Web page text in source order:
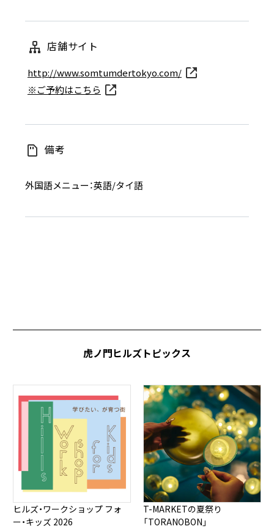
店舗サイト
http://www.somtumdertokyo.com/
※ご予約はこちら
備考
外国語メニュー：英語/タイ語
虎ノ門ヒルズトピックス
ヒルズ・ワークショップ フォ
ー・キッズ 2026
T-MARKETの夏祭り
「TORANOBON」